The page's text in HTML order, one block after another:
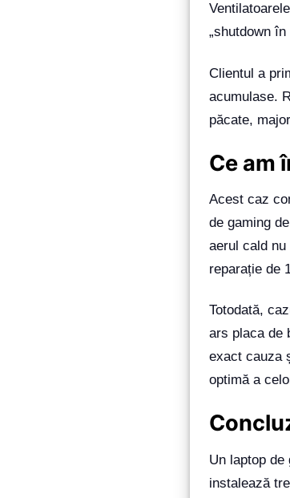
„shutdown
Clientul a
acumulase.
păcate,
Ce am
Acest caz
de gaming
aerul cald
reparație de
Totodată,
ars placa de
exact cauza
optimă a
Un laptop
instalează